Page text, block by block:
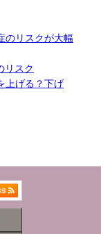
のリスクが大幅
リスク
上げる？下げ